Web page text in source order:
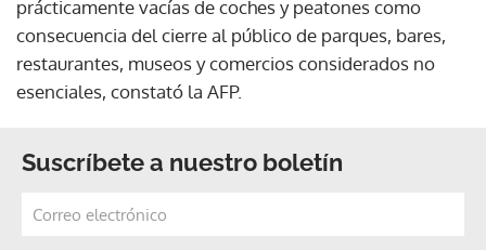
prácticamente vacías de coches y peatones como
consecuencia del cierre al público de parques, bares,
restaurantes, museos y comercios considerados no
esenciales, constató la AFP.
Suscríbete a nuestro boletín